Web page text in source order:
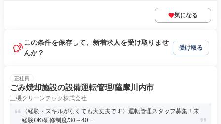
気になる
この条件を保存して、新着求人を受け取りませ
んか？
受け取る
正社員
ごみ焼却施設の設備運転管理/薩摩川内市
三機グリーンテック株式会社
〈経験・スキルがなくても大丈夫です〉運転管理スタッフ募集！未
経験OK/研修制度/30～40...